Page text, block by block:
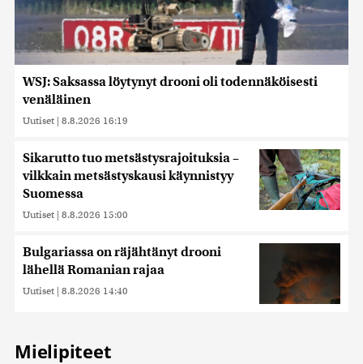
WSJ: Saksassa löytynyt drooni oli todennäköisesti
venäläinen
Uutiset | 8.8.2026 16:19
Sikarutto tuo metsästysrajoituksia –
vilkkain metsästyskausi käynnistyy
Suomessa
Uutiset | 8.8.2026 15:00
Bulgariassa on räjähtänyt drooni
lähellä Romanian rajaa
Uutiset | 8.8.2026 14:40
Mielipiteet